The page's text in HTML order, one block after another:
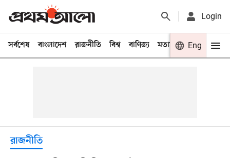
Login
সর্বশেষ বাংলাদেশ রাজনীতি বিশ্ব বাণিজ্য মতামত খেলা
Eng
রাজনীতি